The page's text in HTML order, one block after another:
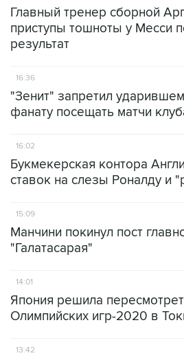
Главный тренер сборной
приступы тошноты у Месси
результат
16:36
"Зенит" запретил
фанату посещать матчи
16:02
Букмекерская контора
ставок на слезы Роналду и
15:09
Манчини покинул пост
"Галатасарая"
14:01
Япония решила
Олимпийских игр-2020 в
13:42